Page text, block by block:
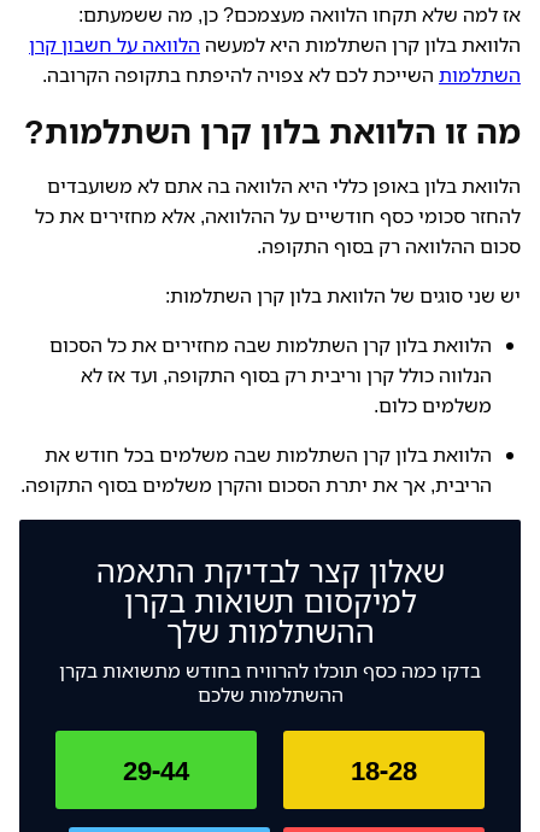
אז למה שלא תקחו הלוואה מעצמכם? כן, מה ששמעתם:
הלוואת בלון קרן השתלמות היא למעשה הלוואה על חשבון קרן
השתלמות השייכת לכם לא צפויה להיפתח בתקופה הקרובה.
מה זו הלוואת בלון קרן השתלמות?
הלוואת בלון באופן כללי היא הלוואה בה אתם לא משועבדים
להחזר סכומי כסף חודשיים על ההלוואה, אלא מחזירים את כל
סכום ההלוואה רק בסוף התקופה.
יש שני סוגים של הלוואת בלון קרן השתלמות:
הלוואת בלון קרן השתלמות שבה מחזירים את כל הסכום
הנלווה כולל קרן וריבית רק בסוף התקופה, ועד אז לא
משלמים כלום.
הלוואת בלון קרן השתלמות שבה משלמים בכל חודש את
הריבית, אך את יתרת הסכום והקרן משלמים בסוף התקופה.
שאלון קצר לבדיקת התאמה
למיקסום תשואות בקרן
ההשתלמות שלך
בדקו כמה כסף תוכלו להרוויח בחודש מתשואות בקרן
ההשתלמות שלכם
18-28
29-44